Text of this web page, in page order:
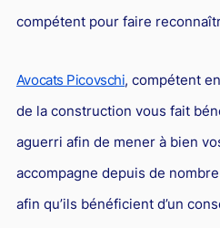
compétent pour faire
Avocats Picovschi, compétent
de la construction vous fait
aguerri afin de mener à bien
accompagne depuis de
afin qu’ils bénéficient d’un